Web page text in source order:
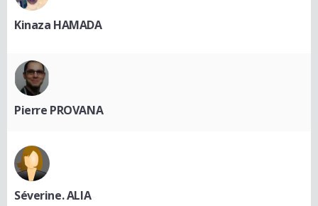
Kinaza HAMADA
Pierre PROVANA
Séverine. ALIA